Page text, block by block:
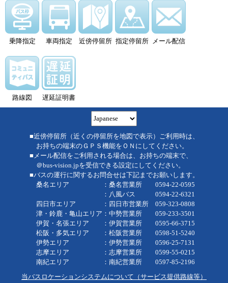
乗降指定 車両指定 近傍停留所 指定停留所 メール配信
路線図 遅延証明書
■近傍停留所（近くの停留所を地図で表示）ご利用時は、
お持ちの端末のＧＰＳ機能をＯＮにしてください。
■メール配信をご利用される場合は、お持ちの端末で、
＠bus-vision.jpを受信できる設定にしてください。
■バスの運行に関するお問合せは下記までお願いします。
桑名エリア ：桑名営業所 0594-22-0595
：八風バス 0594-22-6321
四日市エリア ：四日市営業所 059-323-0808
津・鈴鹿・亀山エリア：中勢営業所 059-233-3501
伊賀・名張エリア ：伊賀営業所 0595-66-3715
松阪・多気エリア ：松阪営業所 0598-51-5240
伊勢エリア ：伊勢営業所 0596-25-7131
志摩エリア ：志摩営業所 0599-55-0215
南紀エリア ：南紀営業所 0597-85-2196
当バスロケーションシステムについて（サービス提供路線等）